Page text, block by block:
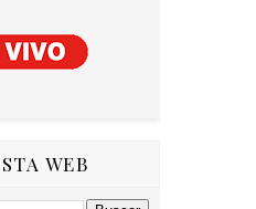
WEB